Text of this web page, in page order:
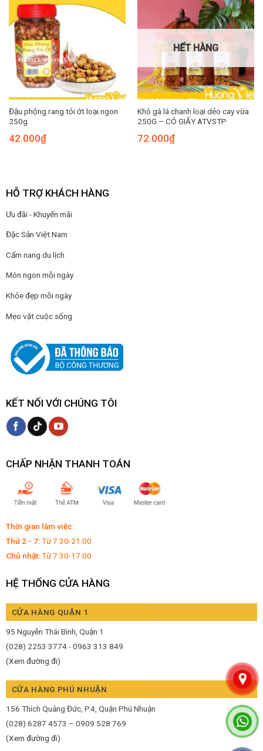
Đậu phộng rang tỏi ớt loại ngon
250g
42.000₫
HẾT HÀNG
Khô gà lá chanh loại dẻo cay vừa
250G – CÓ GIẤY ATVSTP
72.000₫
HỖ TRỢ KHÁCH HÀNG
Ưu đãi - Khuyến mãi
Đặc Sản Việt Nam
Cẩm nang du lịch
Món ngon mỗi ngày
Khỏe đẹp mỗi ngày
Mẹo vặt cuộc sống
KẾT NỐI VỚI CHÚNG TÔI
CHẤP NHẬN THANH TOÁN
Thời gian làm việc:
Thứ 2 - 7:Từ 7:30-21:00
Chủ nhật:Từ 7:30-17:00
HỆ THỐNG CỬA HÀNG
CỬA HÀNG QUẬN 1
95 Nguyễn Thái Bình, Quận 1
(028) 2253 3774 - 0963 313 849
(Xem đường đi)
CỬA HÀNG PHÚ NHUẬN
156 Thích Quảng Đức, P.4, Quận Phú Nhuận
(028) 6287 4573 – 0909 528 769
(Xem đường đi)